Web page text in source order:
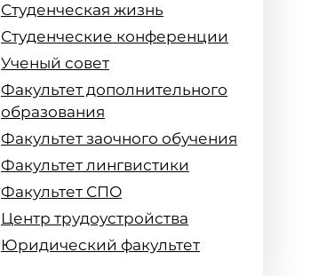
Студенческая жизнь
Студенческие конференции
Ученый совет
Факультет дополнительного
образования
Факультет заочного обучения
Факультет лингвистики
Факультет СПО
Центр трудоустройства
Юридический факультет